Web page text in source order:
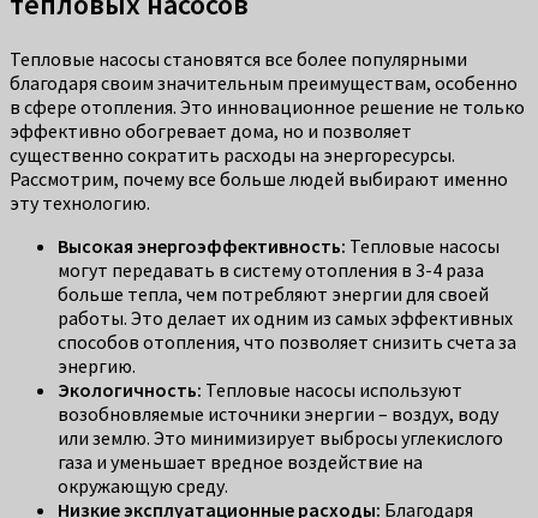
Тепловые насосы становятся все более популярными
благодаря своим значительным преимуществам, особенно
в сфере отопления. Это инновационное решение не только
эффективно обогревает дома, но и позволяет
существенно сократить расходы на энергоресурсы.
Рассмотрим, почему все больше людей выбирают именно
эту технологию.
Высокая энергоэффективность: Тепловые насосы
могут передавать в систему отопления в 3-4 раза
больше тепла, чем потребляют энергии для своей
работы. Это делает их одним из самых эффективных
способов отопления, что позволяет снизить счета за
энергию.
Экологичность: Тепловые насосы используют
возобновляемые источники энергии – воздух, воду
или землю. Это минимизирует выбросы углекислого
газа и уменьшает вредное воздействие на
окружающую среду.
Низкие эксплуатационные расходы: Благодаря